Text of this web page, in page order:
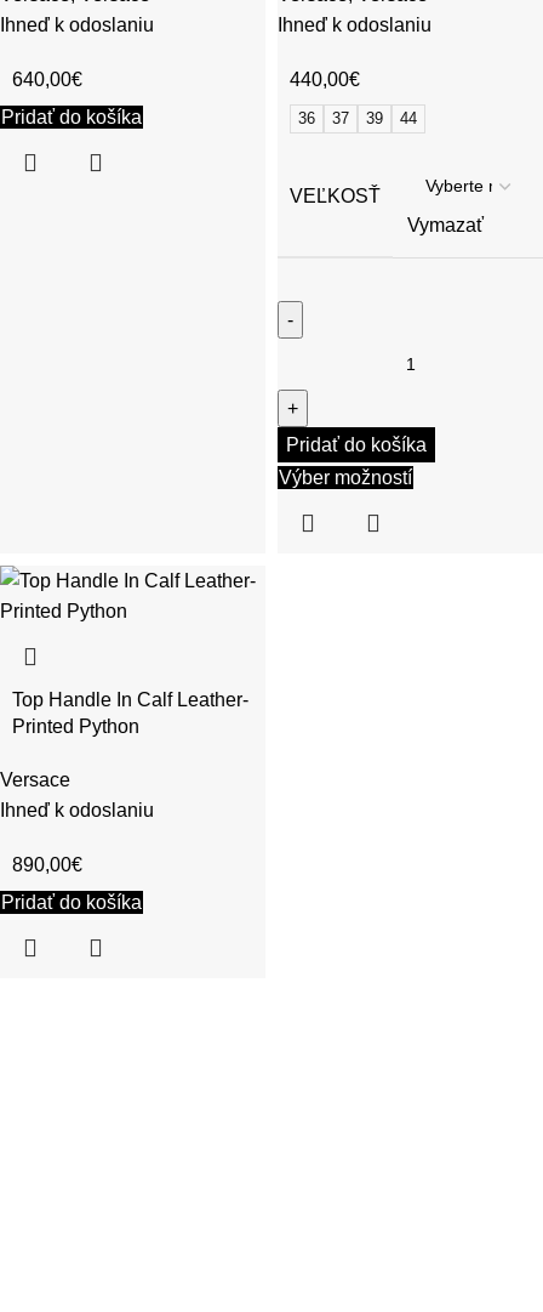
Ihneď k odoslaniu
640,00€
Pridať do košíka
Ihneď k odoslaniu
440,00€
36 37 39 44
VEĽKOSŤ
Vymazať
Pridať do košíka
Výber možností
Top Handle In Calf Leather-
Printed Python
Versace
Ihneď k odoslaniu
890,00€
Pridať do košíka